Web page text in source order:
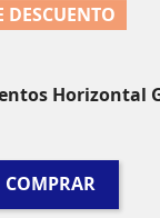
DESCUENTO
Horizontal
COMPRAR